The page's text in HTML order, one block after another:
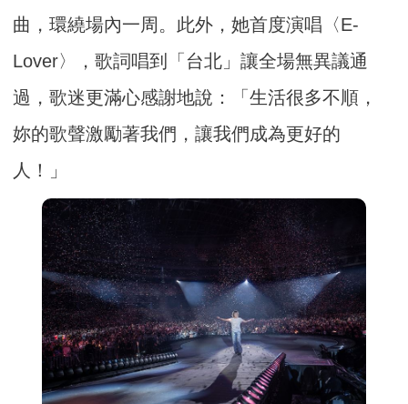
曲，環繞場內一周。此外，她首度演唱〈E-
Lover〉，歌詞唱到「台北」讓全場無異議通
過，歌迷更滿心感謝地說：「生活很多不順，
妳的歌聲激勵著我們，讓我們成為更好的
人！」